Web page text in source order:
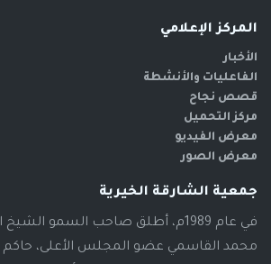
المركز الإعلامي
الأخبار
الفاعليات والأنشطة
قصص نجاح
مركز التحميل
معرض الفيديو
معرض الصور
جمعية الشارقة الخيرية
في عام 1989م، أطلق صاحب السمو
محمد القاسمي عضو المجلس الأعلى، حاكم